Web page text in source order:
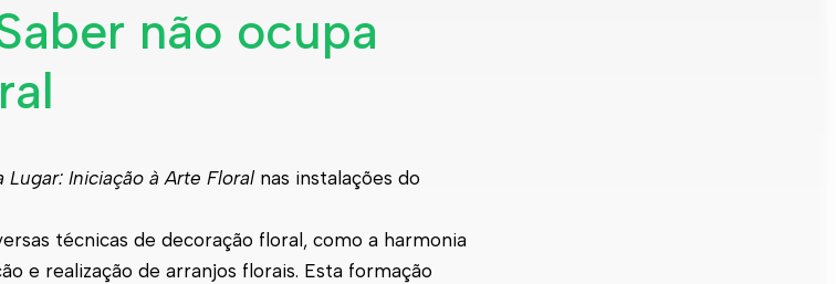
não ocupa
Lugar: Iniciação à Arte Floral nas instalações do
técnicas de decoração floral, como a harmonia
e realização de arranjos florais. Esta formação